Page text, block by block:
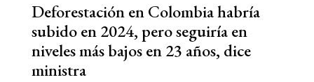
Deforestación en Colombia habría
subido en 2024, pero seguiría en
niveles más bajos en 23 años, dice
ministra